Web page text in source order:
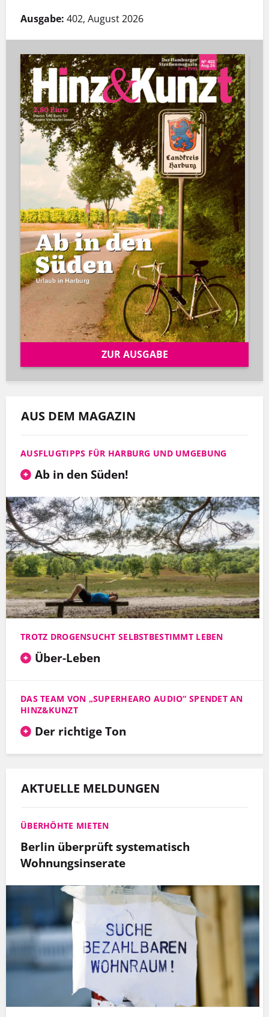
Ausgabe: 402, August 2026
ZUR AUSGABE
AUS DEM MAGAZIN
AUSFLUGTIPPS FÜR HARBURG UND UMGEBUNG
Ab in den Süden!
TROTZ DROGENSUCHT SELBSTBESTIMMT LEBEN
Über-Leben
DAS TEAM VON „SUPERHEARO AUDIO“ SPENDET AN
HINZ&KUNZT
Der richtige Ton
AKTUELLE MELDUNGEN
ÜBERHÖHTE MIETEN
Berlin überprüft systematisch
Wohnungsinserate